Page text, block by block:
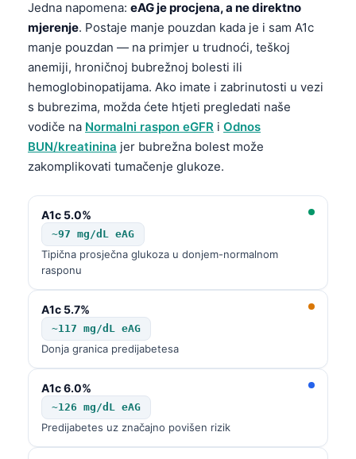
Jedna napomena: eAG je procjena, a ne direktno
mjerenje. Postaje manje pouzdan kada je i sam A1c
manje pouzdan — na primjer u trudnoći, teškoj
anemiji, hroničnoj bubrežnoj bolesti ili
hemoglobinopatijama. Ako imate i zabrinutosti u vezi
s bubrezima, možda ćete htjeti pregledati naše
vodiče na Normalni raspon eGFR i Odnos
BUN/kreatinina jer bubrežna bolest može
zakomplikovati tumačenje glukoze.
A1c 5.0%
~97 mg/dL eAG
Tipična prosječna glukoza u donjem-normalnom
rasponu
A1c 5.7%
~117 mg/dL eAG
Donja granica predijabetesa
A1c 6.0%
~126 mg/dL eAG
Predijabetes uz značajno povišen rizik
پښتو
سنڌي
සිංහල
অসমীয়া
Galego
Latviešu valoda
Македонски јазик
Euskara
Gàidhlig
Occitan
Монгол
ພາສາລາວ
Basa Jawa
Cebuano
ئۇيغۇرچە